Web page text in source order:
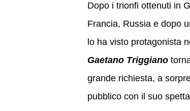
Dopo i trionfi ottenuti in
Francia, Russia e dopo
lo ha visto protagonista
Gaetano Triggiano
grande richiesta, a
pubblico con il suo